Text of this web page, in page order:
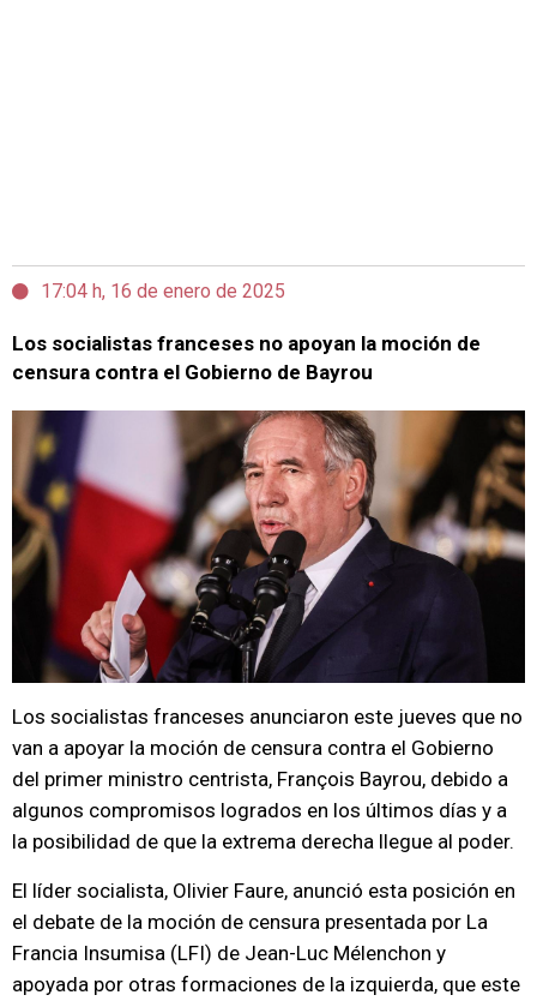
17:04 h, 16 de enero de 2025
Los socialistas franceses no apoyan la moción de
censura contra el Gobierno de Bayrou
Los socialistas franceses anunciaron este jueves que no
van a apoyar la moción de censura contra el Gobierno
del primer ministro centrista, François Bayrou, debido a
algunos compromisos logrados en los últimos días y a
la posibilidad de que la extrema derecha llegue al poder.
El líder socialista, Olivier Faure, anunció esta posición en
el debate de la moción de censura presentada por La
Francia Insumisa (LFI) de Jean-Luc Mélenchon y
apoyada por otras formaciones de la izquierda, que este